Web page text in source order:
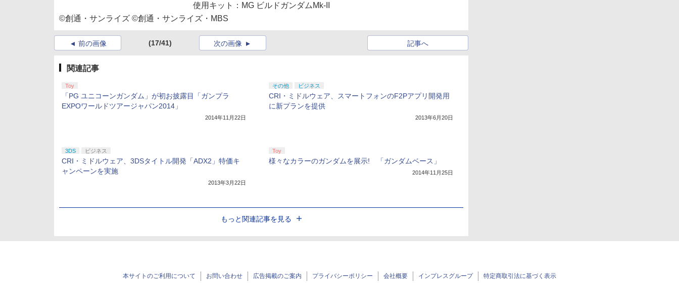
使用キット：MG ビルドガンダムMk-II
©創通・サンライズ ©創通・サンライズ・MBS
前の画像 (17/41) 記事へ
次の画像
関連記事
Toy
「PG ユニコーンガンダム」が初お披露目「ガンプラ
EXPOワールドツアージャパン2014」
2014年11月22日
その他 ビジネス
CRI・ミドルウェア、スマートフォンのF2Pアプリ開発用
に新プランを提供
2013年6月20日
3DS ビジネス
CRI・ミドルウェア、3DSタイトル開発「ADX2」特価キ
ャンペーンを実施
2013年3月22日
Toy
様々なカラーのガンダムを展示! 「ガンダムベース」
2014年11月25日
もっと関連記事を見る
本サイトのご利用について お問い合わせ 広告掲載のご案内 プライバシーポリシー 会社概要 インプレスグループ 特定商取引法に基づく表示